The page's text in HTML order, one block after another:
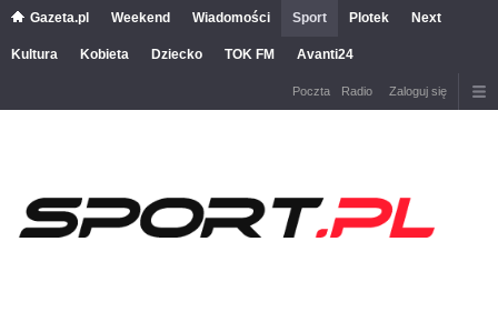
Gazeta.pl Weekend Wiadomości Sport Plotek Next
Kultura Kobieta Dziecko TOK FM Avanti24
Poczta Radio Zaloguj się